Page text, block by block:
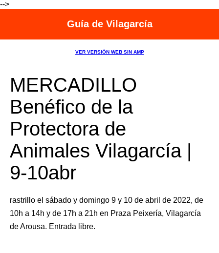
-->
Guía de Vilagarcía
VER VERSIÓN WEB SIN AMP
MERCADILLO
Benéfico de la
Protectora de
Animales Vilagarcía |
9-10abr
rastrillo el sábado y domingo 9 y 10 de abril de 2022, de
10h a 14h y de 17h a 21h en Praza Peixería, Vilagarcía
de Arousa. Entrada libre.